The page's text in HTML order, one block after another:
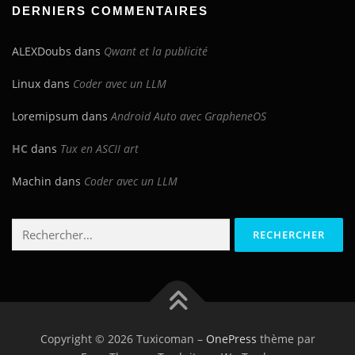
DERNIERS COMMENTAIRES
ALEXDoubs dans Qwant et la publicité
Linux dans Coder avec un LLM
Loremipsum dans Android Auto avec GrapheneOS
HC dans Tux en ASCII art
Machin dans Coder avec un LLM
Rechercher :
Copyright © 2026 Tuxicoman – OnePress thème par